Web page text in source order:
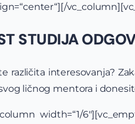
STUDIJA
različita interesovanja?
ličnog mentora i
width=“1/